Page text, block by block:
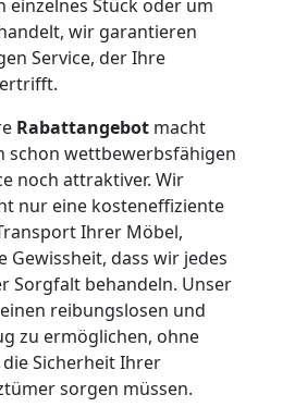
einzelnes Stück oder um
wir garantieren
Service, der Ihre
Rabattangebot macht
schon wettbewerbsfähigen
noch attraktiver. Wir
nur eine kosteneffiziente
Ihrer Möbel,
Gewissheit, dass wir jedes
Sorgfalt behandeln. Unser
reibungslosen und
zu ermöglichen, ohne
die Sicherheit Ihrer
sorgen müssen.